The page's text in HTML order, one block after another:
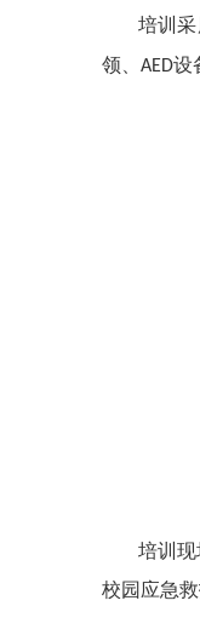
培训采
领、 AED设
培训
校园应急